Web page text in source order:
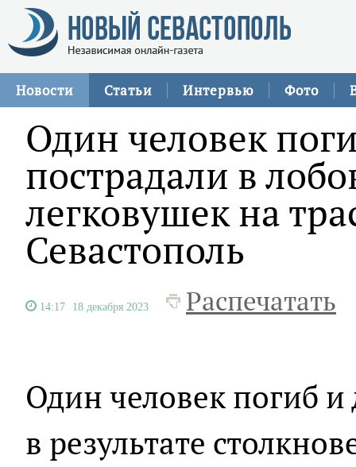
Новости Статьи Интервью Фото
Один человек
пострадали в
легковушек на
Севастополь
14:17 18 декабря 2023 Распечатать
Один человек погиб
в результате